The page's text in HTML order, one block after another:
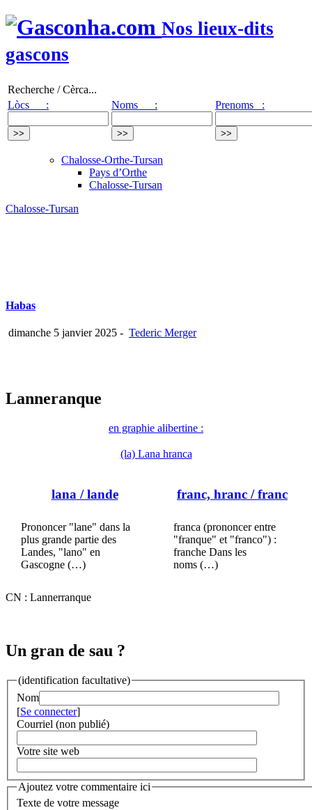
Nos lieux-dits
gascons
Recherche / Cèrca...
Lòcs :
Noms : Prenoms :
Chalosse-Orthe-Tursan
Pays d’Orthe
Chalosse-Tursan
Chalosse-Tursan
Habas
dimanche 5 janvier 2025 - Tederic Merger
Lanneranque
en graphie alibertine :
(la) Lana hranca
lana / lande
Prononcer "lane" dans la
plus grande partie des
Landes, "lano" en
Gascogne (…)
franc, hranc / franc
franca (prononcer entre
"franque" et "franco") :
franche Dans les
noms (…)
CN : Lannerranque
Un gran de sau ?
(identification facultative)
Nom
[Se connecter]
Courriel (non publié)
Votre site web
Ajoutez votre commentaire ici
Texte de votre message